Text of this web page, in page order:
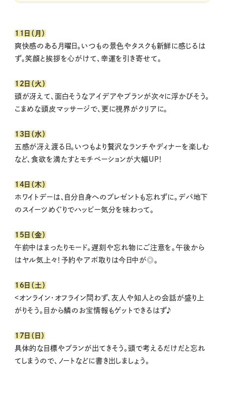
11日（月）
爽快感のある月曜日。いつもの景色やタスクも新鮮に感じるは
ず。笑顔と挨拶を心がけて、幸運を引き寄せて。
12日（火）
頭が冴えて、面白そうなアイデアやプランが次々に浮かびそう。
こまめな頭皮マッサージで、更に視界がクリアに。
13日（水）
五感が冴え渡る日。いつもより贅沢なランチやディナーを楽しむ
など、食欲を満たすとモチベーションが大幅UP！
14日（木）
ホワイトデーは、自分自身へのプレゼントも忘れずに。デパ地下
のスイーツめぐりでハッピー気分を味わって。
15日（金）
午前中はまったりモード。遅刻や忘れ物にご注意を。午後から
はヤル気上々！予約やアポ取りは今日中が◎。
16日（土）
<オンライン・オフライン問わず、友人や知人との会話が盛り上
がりそう。目から鱗のお宝情報もゲットできるはず♪
17日（日）
具体的な目標やプランが出てきそう。頭で考えるだけだと忘れ
てしまうので、ノートなどに書き出しましょう。